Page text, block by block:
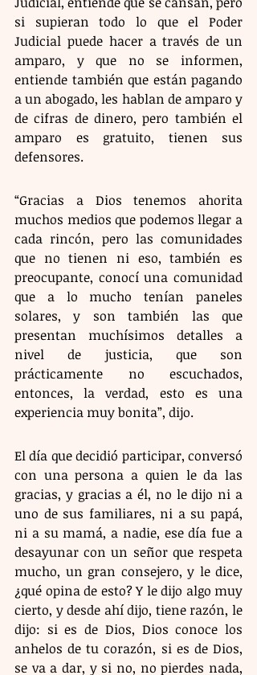
si supieran todo lo que el Poder
Judicial puede hacer a través de un
amparo, y que no se informen,
entiende también que están pagando
a un abogado, les hablan de amparo y
de cifras de dinero, pero también el
amparo es gratuito, tienen sus
defensores.
“Gracias a Dios tenemos ahorita
muchos medios que podemos llegar a
cada rincón, pero las comunidades
que no tienen ni eso, también es
preocupante, conocí una comunidad
que a lo mucho tenían paneles
solares, y son también las que
presentan muchísimos detalles a
nivel de justicia, que son
prácticamente no escuchados,
entonces, la verdad, esto es una
experiencia muy bonita”, dijo.
El día que decidió participar, conversó
con una persona a quien le da las
gracias, y gracias a él, no le dijo ni a
uno de sus familiares, ni a su papá,
ni a su mamá, a nadie, ese día fue a
desayunar con un señor que respeta
mucho, un gran consejero, y le dice,
¿qué opina de esto? Y le dijo algo muy
cierto, y desde ahí dijo, tiene razón, le
dijo: si es de Dios, Dios conoce los
anhelos de tu corazón, si es de Dios,
se va a dar, y si no, no pierdes nada,